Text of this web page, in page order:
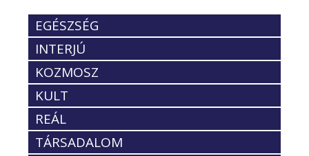
EGÉSZSÉG
INTERJÚ
KOZMOSZ
KULT
REÁL
TÁRSADALOM